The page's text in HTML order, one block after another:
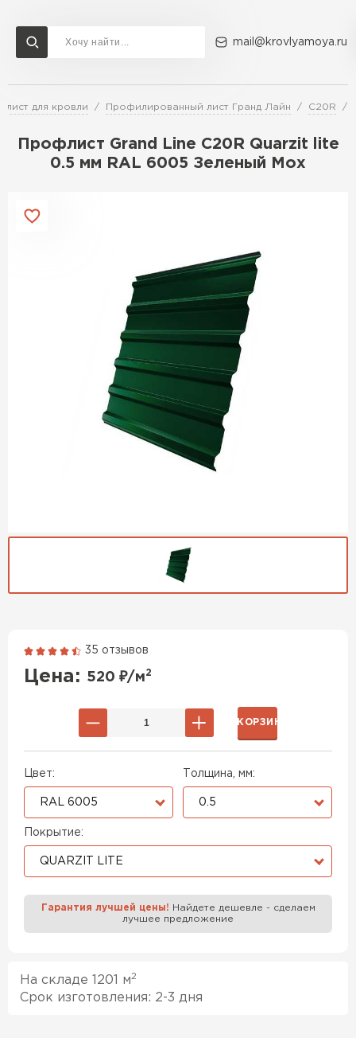
mail@krovlyamoya.ru
для кровли Профилированный лист Гранд Лайн C20R
Профлист Grand Line С20R Quarzit lite
0.5 мм RAL 6005 Зеленый Мох
35 отзывов
Цена: 520 ₽/м2
Цвет:
RAL 6005
Толщина, мм:
0.5
Покрытие:
QUARZIT LITE
В КОРЗИНУ
Гарантия лучшей цены! Найдете дешевле - сделаем
лучшее предложение
На складе 1201 м2
Срок изготовления: 2-3 дня
Сервисы расчета
Расчет штакетника для забора
Расчет водостока
Расчет фальцевой кровли
Расчет кровли из металлочерепицы
Доставка Контакты
ПЕРЕЙТИ